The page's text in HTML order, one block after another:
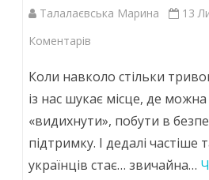
Талалаєвська Марина 13
Коментарів
допомога
поруч
із
Коли навколо стільки
із нас шукає місце, де
«видихнути», побути в
підтримку. І дедалі частіше
українців стає… звичайна…